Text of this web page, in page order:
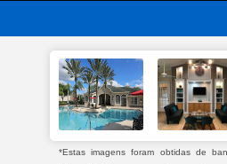
*Estas imagens foram obtidas de